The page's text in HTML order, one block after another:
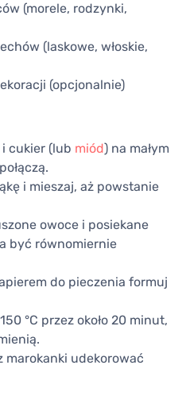
(morele, rodzynki,
(laskowe, włoskie,
(opcjonalnie)
i cukier (lub miód) na małym
i mieszaj, aż powstanie
owoce i posiekane
być równomiernie
do pieczenia formuj
°C przez około 20 minut,
marokanki udekorować